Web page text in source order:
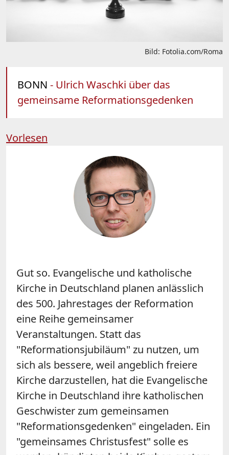
Bild: Fotolia.com/Roma
BONN - Ulrich Waschki über das
gemeinsame Reformationsgedenken
Vorlesen
Gut so. Evangelische und katholische
Kirche in Deutschland planen anlässlich
des 500. Jahrestages der Reformation
eine Reihe gemeinsamer
Veranstaltungen. Statt das
"Reformationsjubiläum" zu nutzen, um
sich als bessere, weil angeblich freiere
Kirche darzustellen, hat die Evangelische
Kirche in Deutschland ihre katholischen
Geschwister zum gemeinsamen
"Reformationsgedenken" eingeladen. Ein
"gemeinsames Christusfest" solle es